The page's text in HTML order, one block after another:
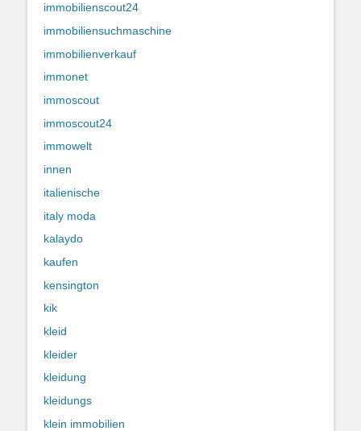
immobilienscout24
immobiliensuchmaschine
immobilienverkauf
immonet
immoscout
immoscout24
immowelt
innen
italienische
italy moda
kalaydo
kaufen
kensington
kik
kleid
kleider
kleidung
kleidungs
klein immobilien